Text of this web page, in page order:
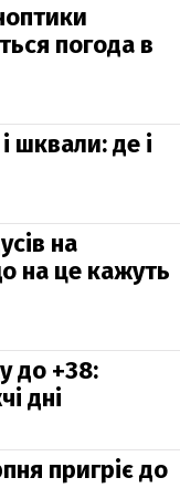
погода в
шквали: де і
на
на це кажуть
до +38:
дні
пригріє до